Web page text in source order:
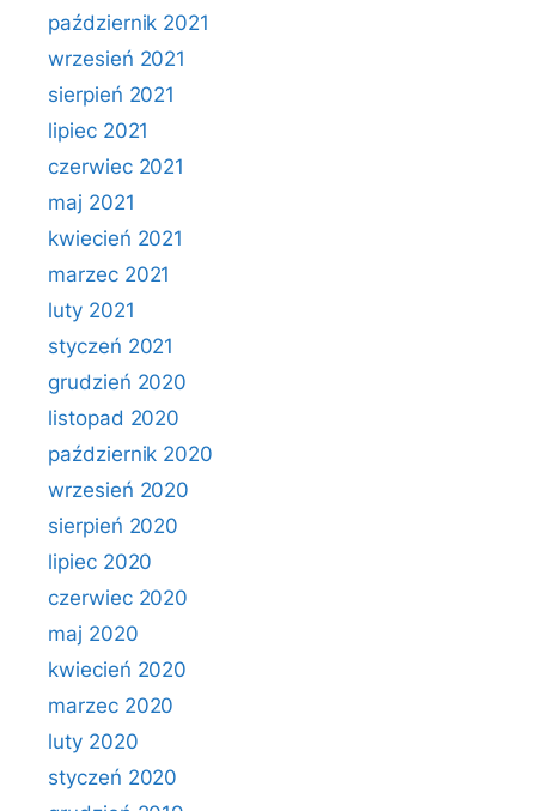
październik 2021
wrzesień 2021
sierpień 2021
lipiec 2021
czerwiec 2021
maj 2021
kwiecień 2021
marzec 2021
luty 2021
styczeń 2021
grudzień 2020
listopad 2020
październik 2020
wrzesień 2020
sierpień 2020
lipiec 2020
czerwiec 2020
maj 2020
kwiecień 2020
marzec 2020
luty 2020
styczeń 2020